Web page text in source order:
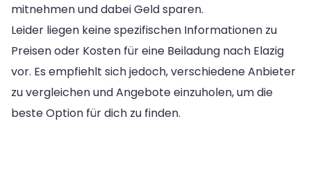
mitnehmen und dabei Geld sparen.
Leider liegen keine spezifischen Informationen zu
Preisen oder Kosten für eine Beiladung nach Elazig
vor. Es empfiehlt sich jedoch, verschiedene Anbieter
zu vergleichen und Angebote einzuholen, um die
beste Option für dich zu finden.